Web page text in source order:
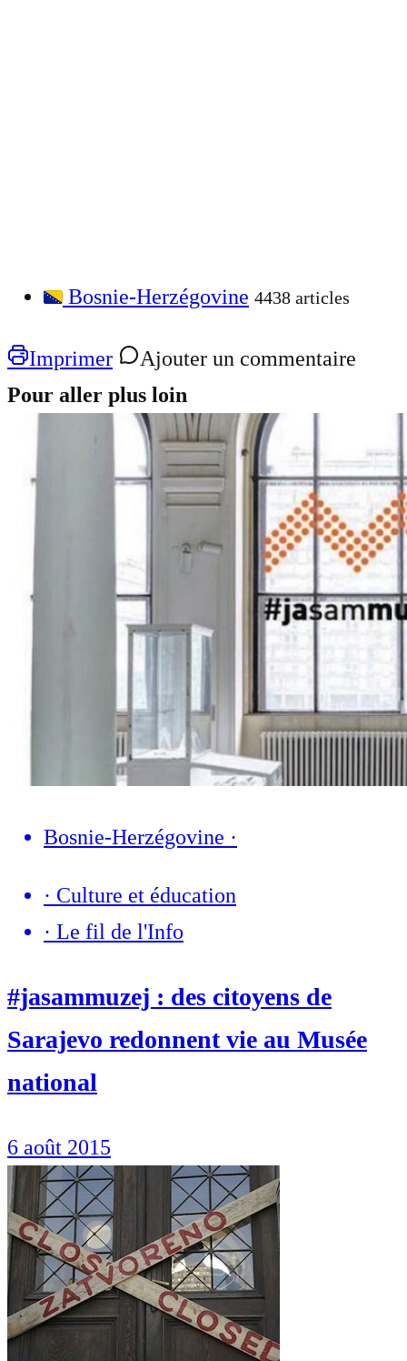
Bosnie-Herzégovine 4438 articles
Imprimer
Ajouter un commentaire
Pour aller plus loin
Bosnie-Herzégovine ·
· Culture et éducation
· Le fil de l'Info
#jasammuzej : des citoyens de
Sarajevo redonnent vie au Musée
national
6 août 2015